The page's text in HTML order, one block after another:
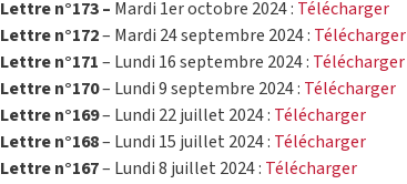
Lettre n°173 – Mardi 1er octobre 2024 : Télécharger
Lettre n°172– Mardi 24 septembre 2024 : Télécharger
Lettre n°171– Lundi 16 septembre 2024 : Télécharger
Lettre n°170– Lundi 9 septembre 2024 : Télécharger
Lettre n°169– Lundi 22 juillet 2024 : Télécharger
Lettre n°168– Lundi 15 juillet 2024 : Télécharger
Lettre n°167– Lundi 8 juillet 2024 : Télécharger